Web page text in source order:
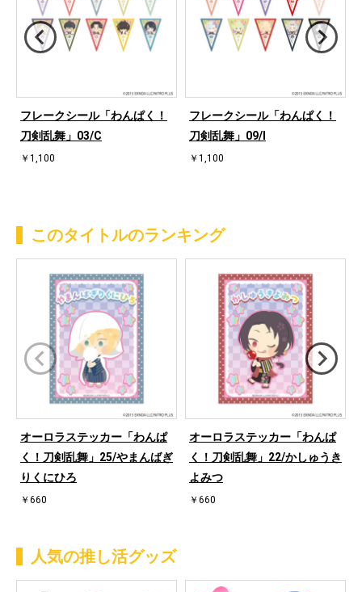
フレークシール「わんぱく！
刀剣乱舞」03/C
￥1,100
フレークシール「わんぱく！
刀剣乱舞」09/I
￥1,100
このタイトルのランキング
オーロラステッカー「わんぱ
く！刀剣乱舞」25/やまんばぎ
りくにひろ
￥660
オーロラステッカー「わんぱ
く！刀剣乱舞」22/かしゅうき
よみつ
￥660
人気の推し活グッズ